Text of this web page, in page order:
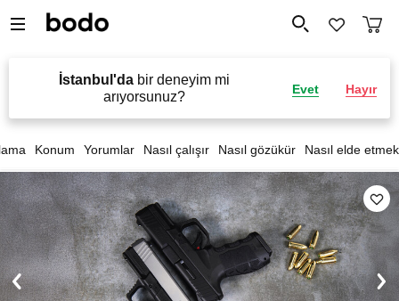
İstanbul'dabir deneyim mi
arıyorsunuz?
Evet Hayır
Konum Yorumlar Nasıl çalışır Nasıl gözükür Nasıl elde etmek